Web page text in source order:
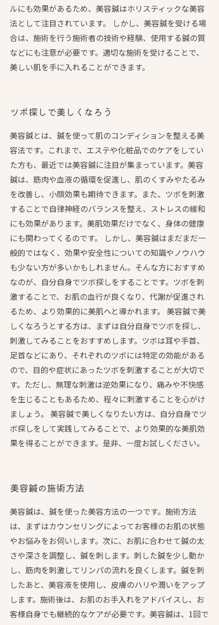
ルにも効果があるため、美容鍼はホリスティックな美容
法として注目されています。 しかし、美容鍼を受ける場
合は、施術を行う施術者の技術や経験、使用する鍼の質
などにも注意が必要です。適切な施術を受けることで、
美しい肌を手に入れることができます。
ツボ探しで美しくなろう
美容鍼とは、鍼を使って肌のコンディションを整える美
容法です。これまで、エステや化粧品でのケアをしてい
た方も、最近では美容鍼に注目が集まっています。美容
鍼は、筋肉や血液の循環を促進し、肌のくすみやたるみ
を改善し、小顔効果も期待できます。また、ツボを刺激
することで自律神経のバランスを整え、ストレスの緩和
にも効果があります。美肌効果だけでなく、身体の健康
にも関わってくるのです。 しかし、美容鍼はまだまだ一
般的ではなく、効果や安全性についての知識やノウハウ
も少ない方が多いかもしれません。そんな方におすすめ
なのが、自分自身でツボ探しをすることです。ツボを刺
激することで、お肌の血行が良くなり、代謝が促進され
るため、より効果的に美肌へと導かれます。 美容鍼で美
しくなろうとする方は、まずは自分自身でツボを探し、
刺激してみることをおすすめします。ツボは耳や手首、
足首などにあり、それぞれのツボには特定の効能がある
ので、目的や症状にあったツボを刺激することが大切で
す。ただし、無理な刺激は逆効果になり、痛みや不快感
を生じることもあるため、程々に刺激することを心がけ
ましょう。 美容鍼で美しくなりたい方は、自分自身でツ
ボ探しをして実践してみることで、より効果的な美肌効
果を得ることができます。是非、一度お試しください。
美容鍼の施術方法
美容鍼は、鍼を使った美容方法の一つです。施術方法
は、まずはカウンセリングによってお客様のお肌の状態
やお悩みをお伺いします。次に、お肌に合わせて鍼の太
さや深さを調整し、鍼を刺します。刺した鍼を少し動か
し、筋肉を刺激してリンパの流れを良くします。鍼を刺
したあと、美容液を使用し、皮膚のハリや潤いをアップ
します。施術後は、お肌のお手入れをアドバイスし、お
客様自身でも継続的なケアが必要です。美容鍼は、1回で